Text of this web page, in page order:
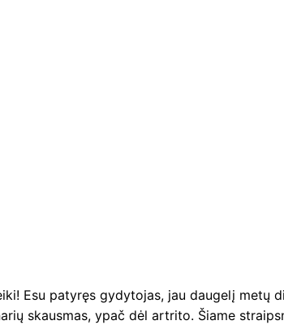
Esu patyręs gydytojas, jau daugelį metų
skausmas, ypač dėl artrito. Šiame